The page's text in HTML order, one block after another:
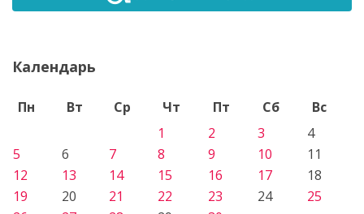
Календарь
Пн Вт Ср Чт Пт Сб
Вс
1
2 3
4
5
6 7 8 9 10
11
12
13 14 15 16 17
18
19
20 21 22 23 24
25